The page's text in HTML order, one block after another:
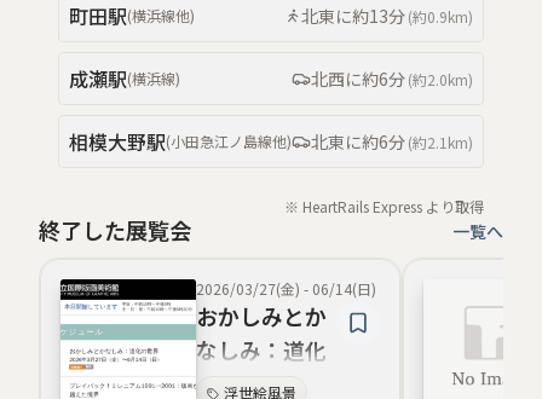
町田駅(横浜線他) 北東に約13分(約0.9km)
成瀬駅(横浜線) 北西に約6分(約2.0km)
相模大野駅(小田急江ノ島線他) 北東に約6分(約2.1km)
※ HeartRails Express より取得
終了した展覧会 一覧へ
2026/03/27(金) - 06/14(日)
おかしみとか
なしみ：道化
の世界
浮世絵風景